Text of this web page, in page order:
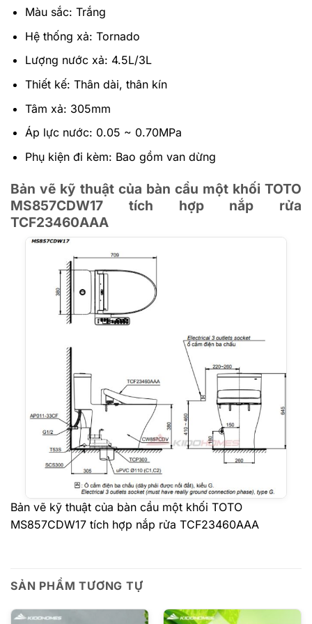
Màu sắc: Trắng
Hệ thống xả: Tornado
Lượng nước xả: 4.5L/3L
Thiết kế: Thân dài, thân kín
Tâm xả: 305mm
Áp lực nước: 0.05 ~ 0.70MPa
Phụ kiện đi kèm: Bao gồm van dừng
Bản vẽ kỹ thuật của bàn cầu một khối TOTO
MS857CDW17 tích hợp nắp rửa
TCF23460AAA
Bản vẽ kỹ thuật của bàn cầu một khối TOTO
MS857CDW17 tích hợp nắp rửa TCF23460AAA
SẢN PHẨM TƯƠNG TỰ